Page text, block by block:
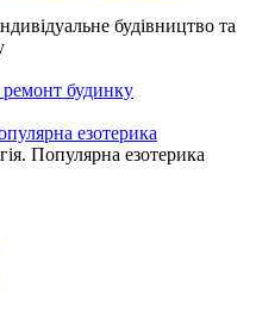
будівництво та
ремонт будинку
езотерика
Популярна езотерика